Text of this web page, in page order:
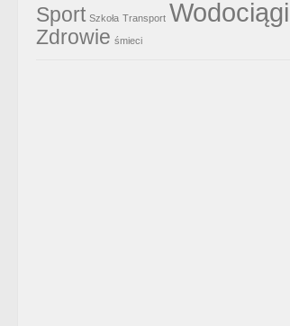
Sport Szkoła Transport Wodociągi
Zdrowie śmieci